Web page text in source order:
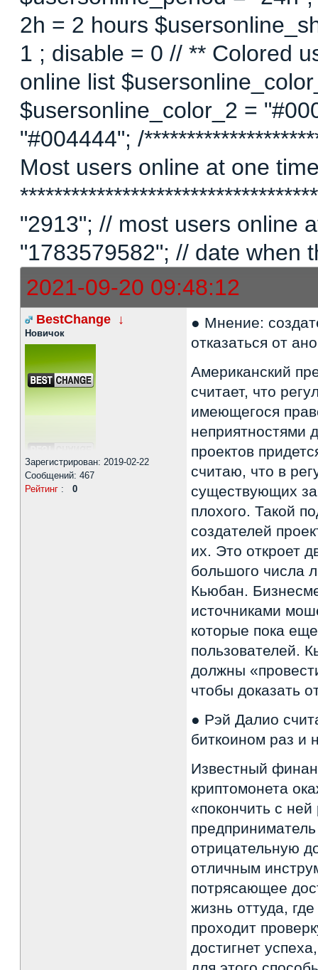
2h = 2 hours
1 ; disable = 0 // ** Colored
online list
$usersonline_color_2 =
"#004444"; /
Most users online at one
"2913"; // most users online
"1783579582"; // date when
2021-09-20 09:48:12
BestChange ↓
Новичок
Зарегистрирован: 2019-02-22
Сообщений: 467
Рейтинг : 0
● Мнение:
отказаться от
Американский
считает, что
имеющегося
неприятностями
проектов
считаю, что в
существующих
плохого. Такой
создателей
их. Это откроет
большого числа
Кьюбан.
источниками
которые пока
пользователей.
должны
чтобы доказать
● Рэй Далио
биткоином раз и
Известный
криптомонета
«покончить с
отрицательную
отличным
потрясающее
жизнь оттуда,
проходит
достигнет